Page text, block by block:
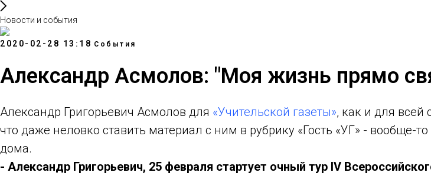
Новости и события
2020-02-28 13:18 События
Александр Асмолов: "Моя жизнь прямо
Александр Григорьевич Асмолов для «Учительской газеты», как и для всей
что даже неловко ставить материал с ним в рубрику «Гость «УГ» - вообще-
дома.
- Александр Григорьевич, 25 февраля стартует очный тур IV